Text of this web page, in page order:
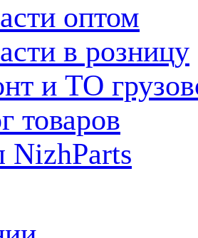
оптом
в розницу
и ТО
товаров
NizhParts